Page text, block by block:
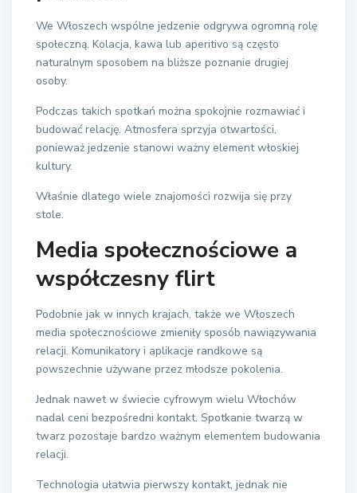
We Włoszech wspólne jedzenie odgrywa ogromną rolę
społeczną. Kolacja, kawa lub aperitivo są często
naturalnym sposobem na bliższe poznanie drugiej
osoby.
Podczas takich spotkań można spokojnie rozmawiać i
budować relację. Atmosfera sprzyja otwartości,
ponieważ jedzenie stanowi ważny element włoskiej
kultury.
Właśnie dlatego wiele znajomości rozwija się przy
stole.
Media społecznościowe a
współczesny flirt
Podobnie jak w innych krajach, także we Włoszech
media społecznościowe zmieniły sposób nawiązywania
relacji. Komunikatory i aplikacje randkowe są
powszechnie używane przez młodsze pokolenia.
Jednak nawet w świecie cyfrowym wielu Włochów
nadal ceni bezpośredni kontakt. Spotkanie twarzą w
twarz pozostaje bardzo ważnym elementem budowania
relacji.
Technologia ułatwia pierwszy kontakt, jednak nie